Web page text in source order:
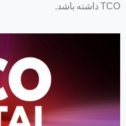
TCO داشته باشد.